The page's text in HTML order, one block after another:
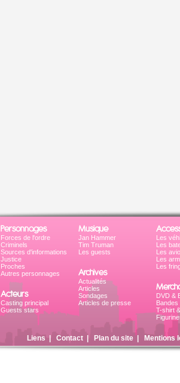
Personnages
Forces de l'ordre
Criminels
Sources d'informations
Justice
Proches
Autres personnages
Acteurs
Casting principal
Guests stars
Musique
Jan Hammer
Tim Truman
Les guests
Archives
Actualités
Articles
Sondages
Articles de presse
Les
Les
Les
Les
Les
DVD &
Bandes
T-shirt
Liens Contact| Plan du site| Mentions